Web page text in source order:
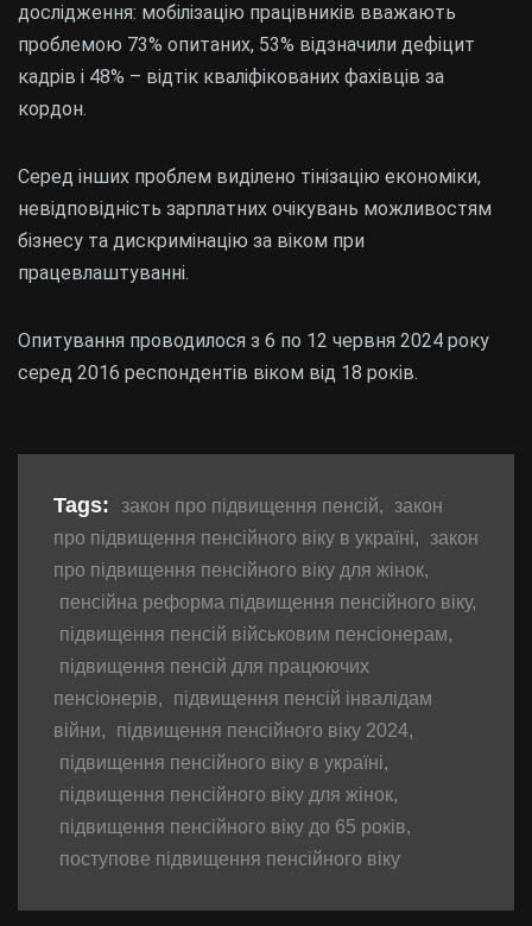
дослідження: мобілізацію працівників вважають
проблемою 73% опитаних, 53% відзначили дефіцит
кадрів і 48% – відтік кваліфікованих фахівців за
кордон.
Серед інших проблем виділено тінізацію економіки,
невідповідність зарплатних очікувань можливостям
бізнесу та дискримінацію за віком при
працевлаштуванні.
Опитування проводилося з 6 по 12 червня 2024 року
серед 2016 респондентів віком від 18 років.
Tags: закон про підвищення пенсій, закон
про підвищення пенсійного віку в україні, закон
про підвищення пенсійного віку для жінок,
пенсійна реформа підвищення пенсійного віку,
підвищення пенсій військовим пенсіонерам,
підвищення пенсій для працюючих
пенсіонерів,
підвищення пенсій інвалідам
війни, підвищення пенсійного віку 2024,
підвищення пенсійного віку в україні,
підвищення пенсійного віку для жінок,
підвищення пенсійного віку до 65 років,
поступове підвищення пенсійного віку